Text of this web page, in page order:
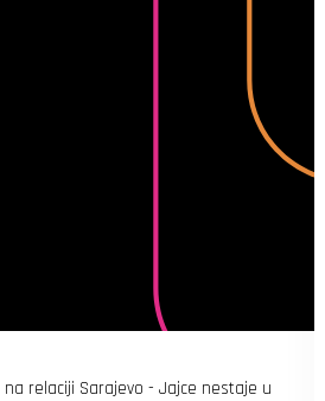
relaciji Sarajevo - Jajce nestaje u